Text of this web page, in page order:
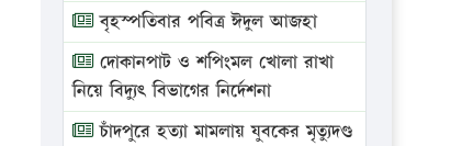
বৃহস্পতিবার পবিত্র ঈদুল আজহা
দোকানপাট ও শপিংমল খোলা রাখা
নিয়ে বিদ্যুৎ বিভাগের নির্দেশনা
চাঁদপুরে হত্যা মামলায় যুবকের মৃত্যুদণ্ড